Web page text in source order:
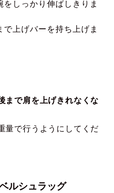
しっかり伸ばしきりま
で上げバーを持ち上げま
まで肩を上げきれなくな
量で行うようにしてくだ
ルシュラッグ